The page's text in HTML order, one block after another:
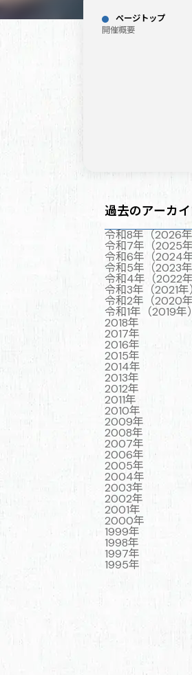
ページトップ
開催概要
過去のアーカ
令和8年（2026年
令和7年（2025年
令和6年（2024年
令和5年（2023年
令和4年（2022年
令和3年（2021年
令和2年（2020年
令和1年（2019年）
2018年
2017年
2016年
2015年
2014年
2013年
2012年
2011年
2010年
2009年
2008年
2007年
2006年
2005年
2004年
2003年
2002年
2001年
2000年
1999年
1998年
1997年
1995年